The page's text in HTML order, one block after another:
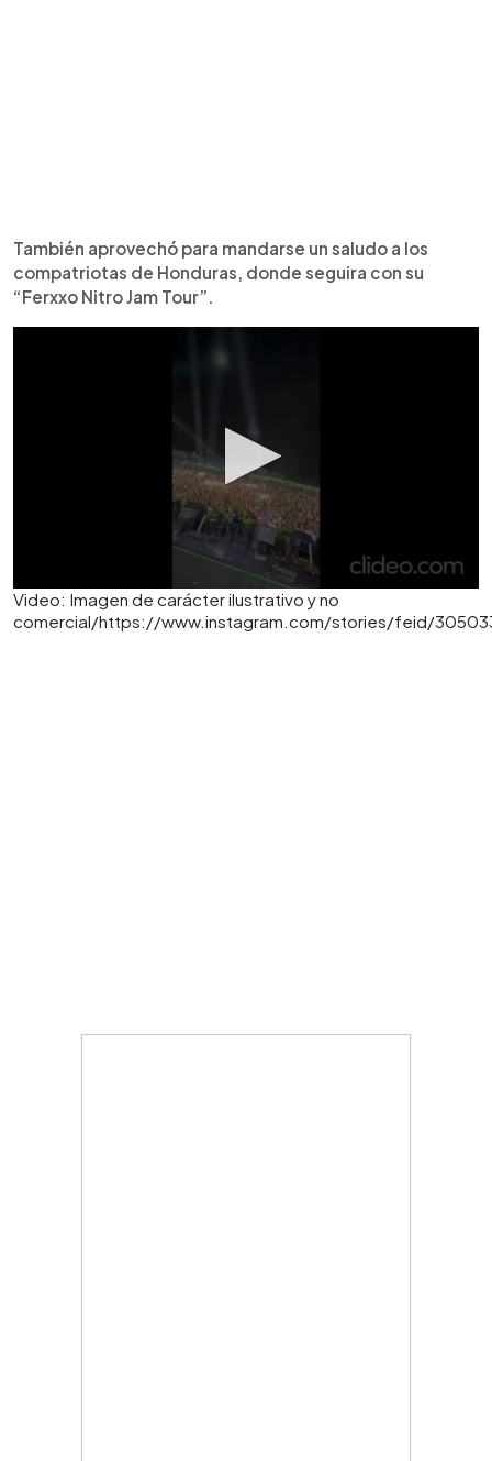
También aprovechó para mandarse un saludo a los
compatriotas de Honduras, donde seguira con su
“Ferxxo Nitro Jam Tour”.
Video: Imagen de carácter ilustrativo y no
comercial/https://www.instagram.com/stories/feid/